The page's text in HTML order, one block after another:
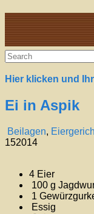
Alte Rezepte online
Hier klicken und
Ei in Aspik
Beilagen,
152014
4 Eier
100 g
1
Essig